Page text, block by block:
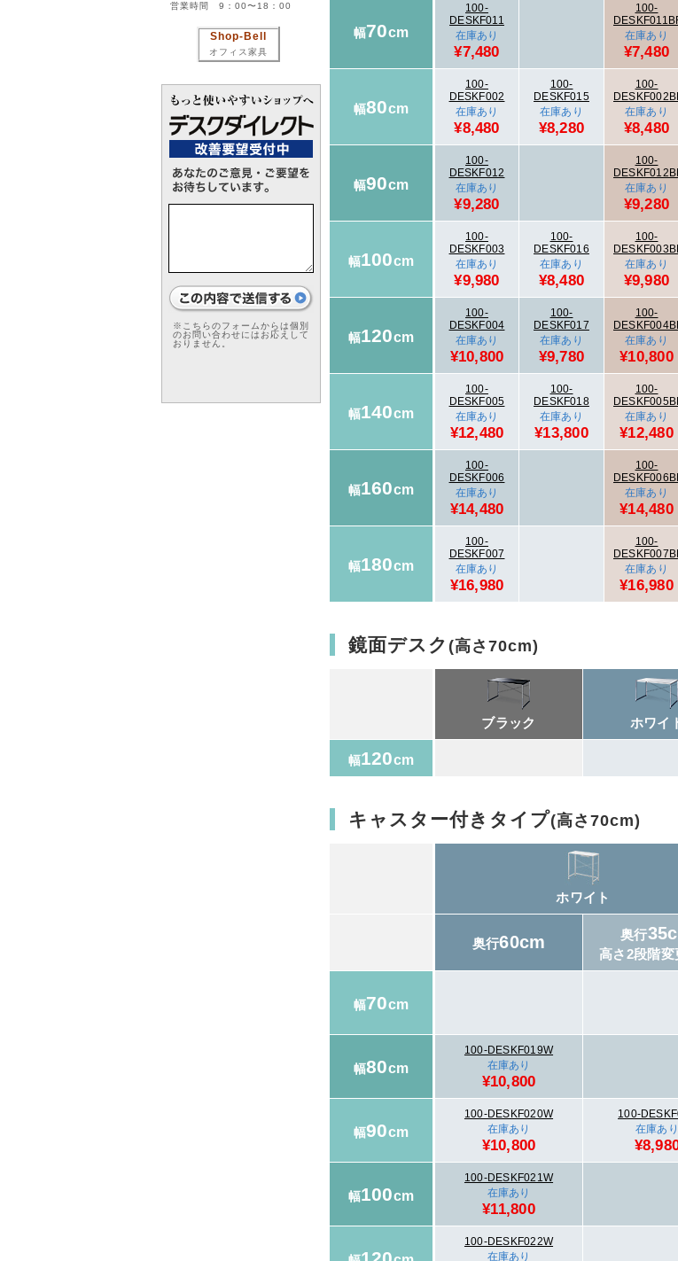
営業時間 9：00〜18：00
Shop-Bell
オフィス家具
※こちらのフォームからは個別
のお問い合わせにはお応えして
おりません。
幅70cm
100-
DESKF011
在庫あり
¥7,480
100-
在庫あり
¥7,480
幅80cm
100-
DESKF002
在庫あり
¥8,480
100-
DESKF015
在庫あり
¥8,280
100-
在庫あり
¥8,480
幅90cm
100-
DESKF012
在庫あり
¥9,280
100-
在庫あり
¥9,280
幅100cm
100-
DESKF003
在庫あり
¥9,980
100-
DESKF016
在庫あり
¥8,480
100-
在庫あり
¥9,980
幅120cm
100-
DESKF004
在庫あり
¥10,800
100-
DESKF017
在庫あり
¥9,780
100-
在庫あり
¥10,800
幅140cm
100-
DESKF005
在庫あり
¥12,480
100-
DESKF018
在庫あり
¥13,800
100-
在庫あり
¥12,480
幅160cm
100-
DESKF006
在庫あり
¥14,480
100-
在庫あり
¥14,480
幅180cm
100-
DESKF007
在庫あり
¥16,980
100-
在庫あり
¥16,980
鏡面デスク (高さ70cm)
ブラック ホワイ
幅120cm
キャスター付きタイプ(高さ70cm)
ホワイト
奥行60cm 奥行
高さ2段階変
幅70cm
幅80cm
100-DESKF019W
在庫あり
¥10,800
幅90cm
100-DESKF020W
在庫あり
¥10,800
100-
在庫あり
幅100cm
100-DESKF021W
在庫あり
¥11,800
100-DESKF022W
在庫あり